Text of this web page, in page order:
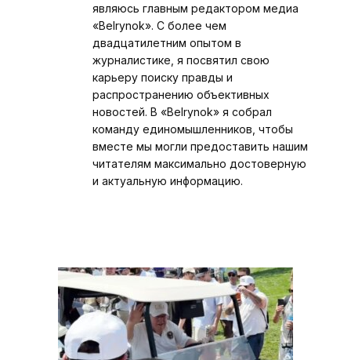
являюсь главным редактором медиа
«Belrynok». С более чем
двадцатилетним опытом в
журналистике, я посвятил свою
карьеру поиску правды и
распространению объективных
новостей. В «Belrynok» я собрал
команду единомышленников, чтобы
вместе мы могли предоставить нашим
читателям максимально достоверную
и актуальную информацию.